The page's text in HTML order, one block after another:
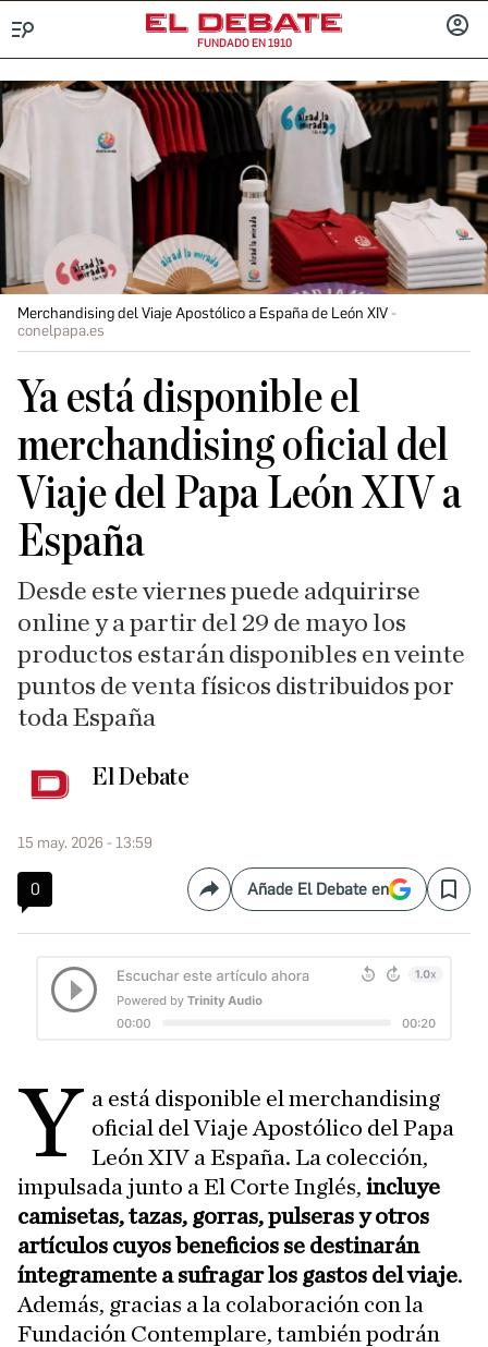
FUNDADO EN 1910
Merchandising del Viaje Apostólico a España de León XIV
conelpapa.es
Ya está disponible el
merchandising oficial del
Viaje del Papa León XIV a
España
Desde este viernes puede adquirirse
online y a partir del 29 de mayo los
productos estarán disponibles en veinte
puntos de venta físicos distribuidos por
toda España
El Debate
15 may. 2026 - 13:59
0 CompartirAñade El Debate en Save
Y a está disponible el merchandising
oficial del Viaje Apostólico del Papa
León XIV a España. La colección,
impulsada junto a El Corte Inglés, incluye
camisetas, tazas, gorras, pulseras y otros
artículos cuyos beneficios se destinarán
íntegramente a sufragar los gastos del viaje.
Además, gracias a la colaboración con la
Fundación Contemplare, también podrán